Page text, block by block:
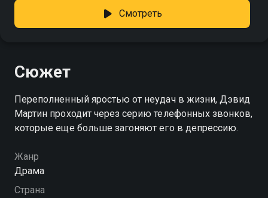
Смотреть
Сюжет
Переполненный яростью от неудач в жизни, Дэвид
Мартин проходит через серию телефонных звонков,
которые еще больше загоняют его в депрессию.
Жанр
Драма
Страна